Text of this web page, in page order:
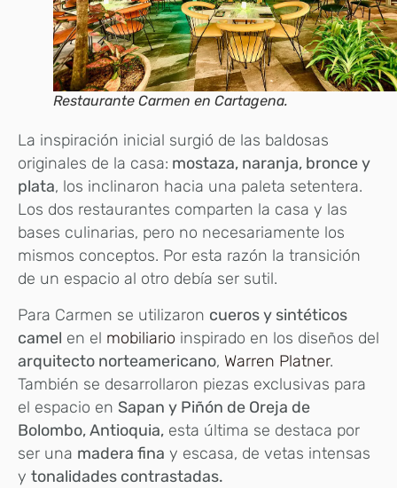
Restaurante Carmen en Cartagena.
La inspiración inicial surgió de las baldosas
originales de la casa: mostaza, naranja, bronce y
plata, los inclinaron hacia una paleta setentera.
Los dos restaurantes comparten la casa y las
bases culinarias, pero no necesariamente los
mismos conceptos. Por esta razón la transición
de un espacio al otro debía ser sutil.
Para Carmen se utilizaron cueros y sintéticos
camel en el mobiliario inspirado en los diseños del
arquitecto norteamericano, Warren Platner.
También se desarrollaron piezas exclusivas para
el espacio en Sapan y Piñón de Oreja de
Bolombo, Antioquia, esta última se destaca por
ser una madera fina y escasa, de vetas intensas
y tonalidades contrastadas.